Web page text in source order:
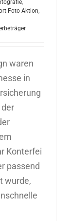
,
Foto Aktion,
waren
in
Konterfei
passend
wurde,